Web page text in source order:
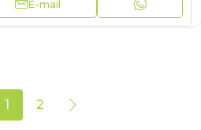
E-mail
1 2